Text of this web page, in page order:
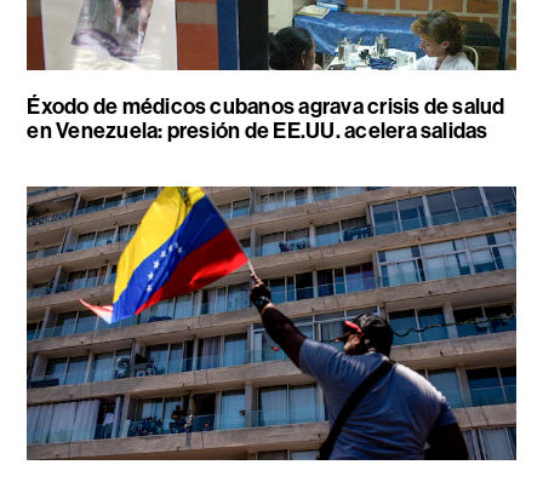
Éxodo de médicos cubanos agrava crisis de salud
en Venezuela: presión de EE.UU. acelera salidas